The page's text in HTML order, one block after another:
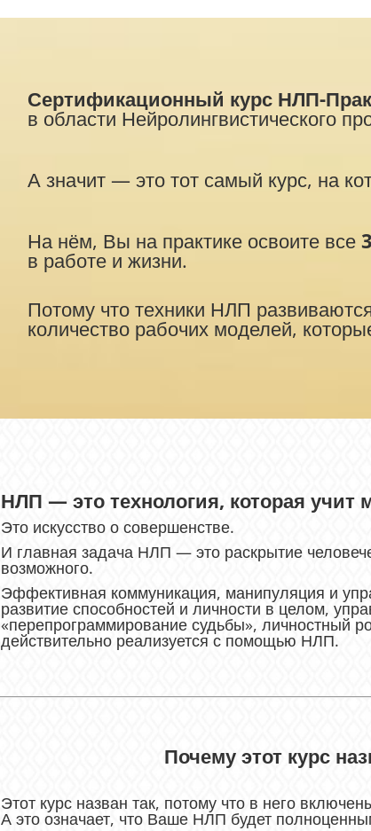
Сертификационный курс НЛП-
в области Нейролингвистического
А значит — это тот самый курс, на
На нём, Вы на практике освоите все
в работе и жизни.
Потому что техники НЛП
количество рабочих моделей,
НЛП — это технология, которая
Это искусство о совершенстве.
И главная задача НЛП — это раскрытие
возможного.
Эффективная коммуникация, манипуляция и
развитие способностей и личности в целом,
«перепрограммирование судьбы», личностный
действительно реализуется с помощью НЛП.
Почему этот курс
Этот курс назван так, потому что в него
А это означает, что Ваше НЛП будет